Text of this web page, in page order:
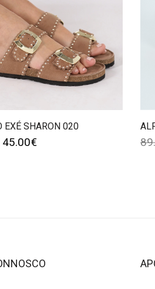
EXÉ SHARON 020
45.00€